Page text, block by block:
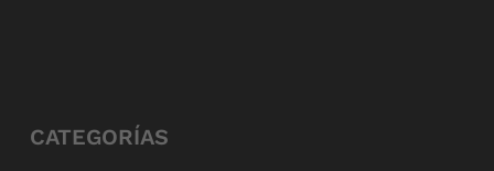
CATEGORÍAS